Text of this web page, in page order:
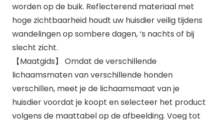
worden op de buik. Reflecterend materiaal met
hoge zichtbaarheid houdt uw huisdier veilig tijdens
wandelingen op sombere dagen, ‘s nachts of bij
slecht zicht.
【Maatgids】 Omdat de verschillende
lichaamsmaten van verschillende honden
verschillen, meet je de lichaamsmaat van je
huisdier voordat je koopt en selecteer het product
volgens de maattabel op de afbeelding. Voeg tot